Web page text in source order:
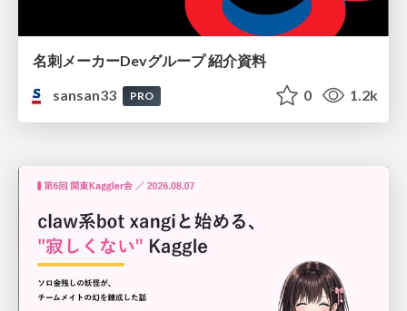
名刺メーカーDevグループ 紹介資料
sansan33
PRO 0 1.2k